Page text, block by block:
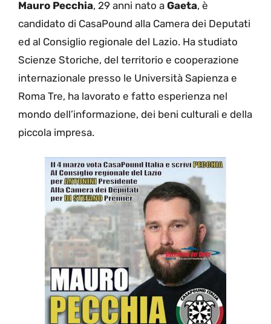
Mauro Pecchia, 29 anni nato a Gaeta, è
candidato di CasaPound alla Camera dei Deputati
ed al Consiglio regionale del Lazio. Ha studiato
Scienze Storiche, del territorio e cooperazione
internazionale presso le Università Sapienza e
Roma Tre, ha lavorato e fatto esperienza nel
mondo dell’informazione, dei beni culturali e della
piccola impresa.